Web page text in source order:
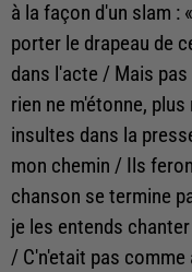
à la façon d'un slam : «
porter le drapeau de
dans l'acte / Mais
rien ne m'étonne,
insultes dans la
mon chemin / Ils
chanson se termine
je les entends
/ C'n'etait pas